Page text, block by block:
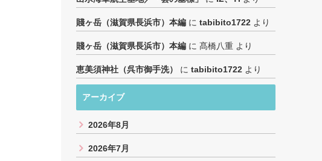
賤ヶ岳（滋賀県長浜市）本編 に tabibito1722 より
賤ヶ岳（滋賀県長浜市）本編 に 髙橋八重 より
恵美須神社（呉市御手洗） に tabibito1722 より
アーカイブ
2026年8月
2026年7月